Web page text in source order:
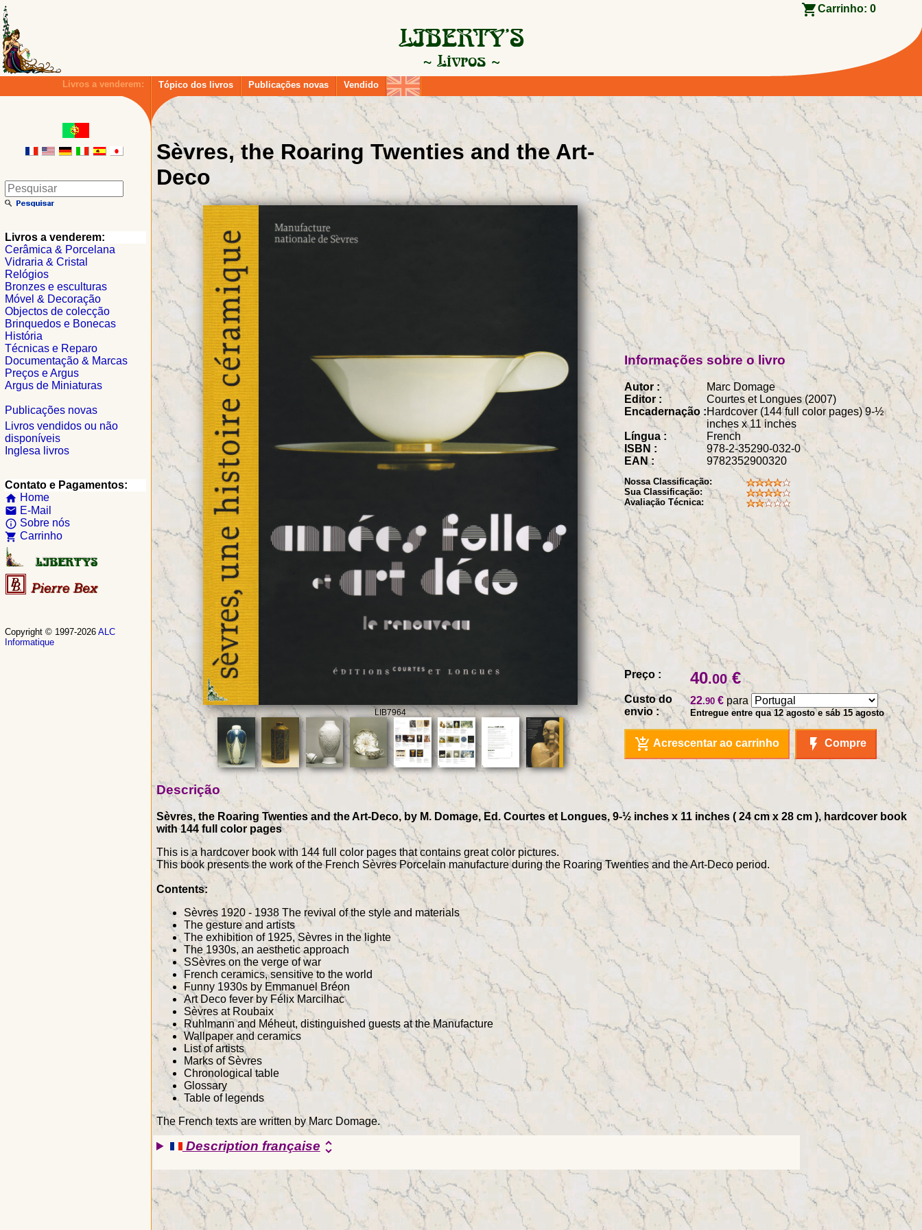
Carrinho: 0
Livros a venderem: Tópico dos livros Publicações novas Vendido
Sèvres, the Roaring Twenties and the Art-
Deco
LIB7964
Preço : 40.00€
Custo do
envio :
22.90 € para
Entregue entre qua 12 agosto e sáb 15 agosto
add_shopping_cart Acrescentar ao carrinho flash_on Compre
Informações sobre o livro
Autor :
Marc Domage
Editor :
Courtes et Longues (2007)
Encadernação :Hardcover (144 full color pages) 9-½
inches x 11 inches
Língua :
French
ISBN :
978-2-35290-032-0
EAN :
9782352900320
Nossa Classificação:
Sua Classificação:
Avaliação Técnica:
Descrição
Sèvres, the Roaring Twenties and the Art-Deco, by M. Domage, Ed. Courtes et Longues, 9-½ inches x 11 inches ( 24 cm x 28 cm ), hardcover book
with 144 full color pages
This is a hardcover book with 144 full color pages that contains great color pictures.
This book presents the work of the French Sèvres Porcelain manufacture during the Roaring Twenties and the Art-Deco period.
Contents:
Sèvres 1920 - 1938 The revival of the style and materials
The gesture and artists
The exhibition of 1925, Sèvres in the lighte
The 1930s, an aesthetic approach
SSèvres on the verge of war
French ceramics, sensitive to the world
Funny 1930s by Emmanuel Bréon
Art Deco fever by Félix Marcilhac
Sèvres at Roubaix
Ruhlmann and Méheut, distinguished guests at the Manufacture
Wallpaper and ceramics
List of artists
Marks of Sèvres
Chronological table
Glossary
Table of legends
The French texts are written by Marc Domage.
Description françaiseunfold_more
Livros a venderem:
Cerâmica & Porcelana
Vidraria & Cristal
Relógios
Bronzes e esculturas
Móvel & Decoração
Objectos de colecção
Brinquedos e Bonecas
História
Técnicas e Reparo
Documentação & Marcas
Preços e Argus
Argus de Miniaturas
Publicações novas
Livros vendidos ou não
disponíveis
Inglesa livros
Contato e Pagamentos:
home Home
email E-Mail
info_outline Sobre nós
shopping_cart Carrinho
Copyright © 1997-2026 ALC
Informatique